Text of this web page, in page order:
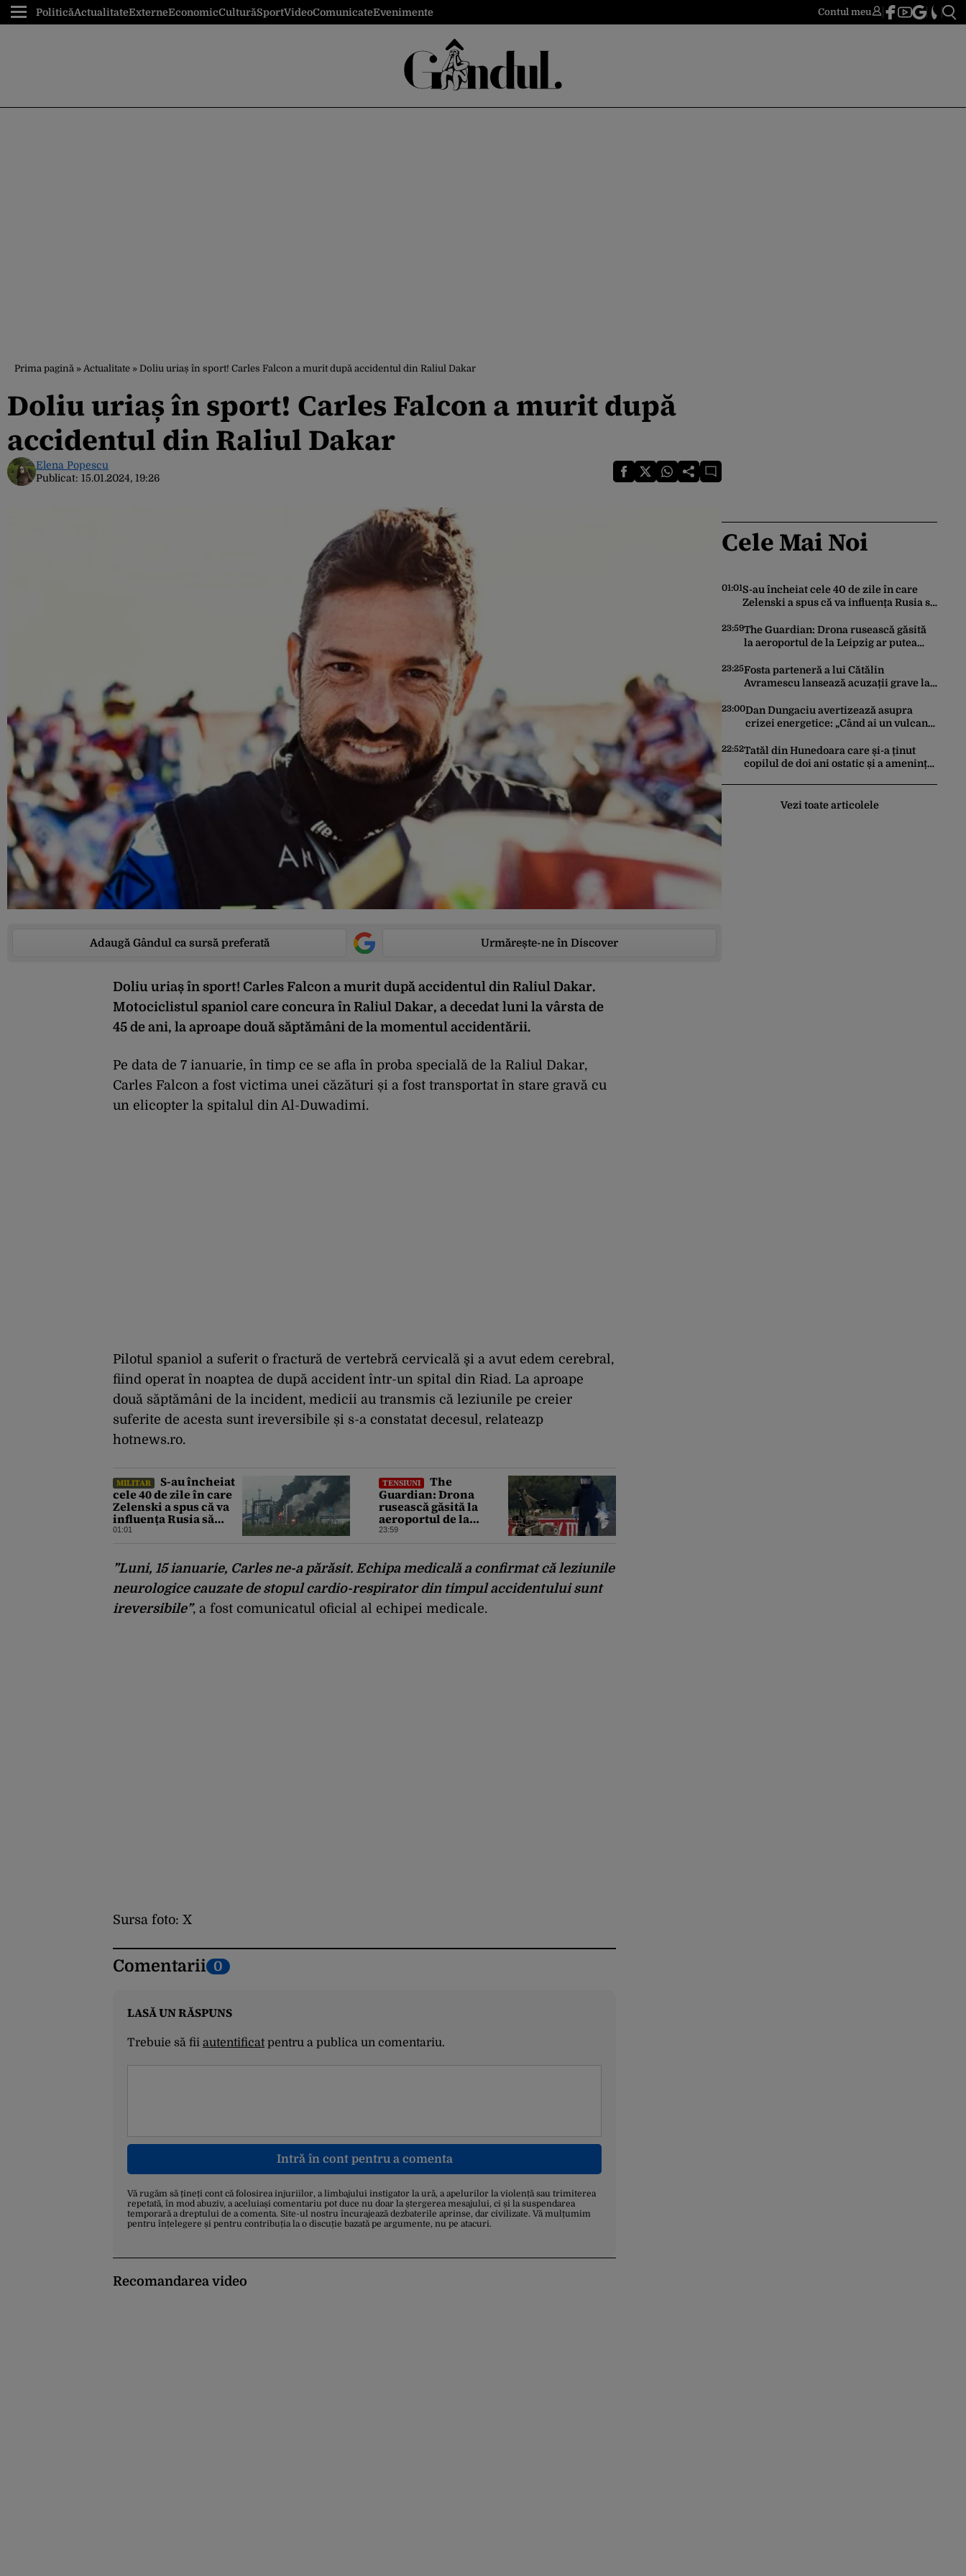
PoliticăActualitateExterneEconomicCulturăSportVideoComunicateEvenimente Contul meu
Prima pagină » Actualitate » Doliu uriaș în sport! Carles Falcon a murit după accidentul din Raliul Dakar
Doliu uriaș în sport! Carles Falcon a murit după
accidentul din Raliul Dakar
Elena Popescu
Publicat: 15.01.2024, 19:26
Adaugă Gândul ca sursă preferată Urmărește-ne în Discover
Doliu uriaș în sport! Carles Falcon a murit după accidentul din Raliul Dakar.
Motociclistul spaniol care concura în Raliul Dakar, a decedat luni la vârsta de
45 de ani, la aproape două săptămâni de la momentul accidentării.
Pe data de 7 ianuarie, în timp ce se afla în proba specială de la Raliul Dakar,
Carles Falcon a fost victima unei căzături și a fost transportat în stare gravă cu
un elicopter la spitalul din Al-Duwadimi.
Pilotul spaniol a suferit o fractură de vertebră cervicală şi a avut edem cerebral,
fiind operat în noaptea de după accident într-un spital din Riad. La aproape
două săptămâni de la incident, medicii au transmis că leziunile pe creier
suferite de acesta sunt ireversibile și s-a constatat decesul, relateazp
hotnews.ro.
MILITAR
S-au încheiat
cele 40 de zile în care
Zelenski a spus că va
influența Rusia să
ceară pace. Ce
01:01
TENSIUNI
The
Guardian: Drona
rusească găsită la
aeroportul de la
Leipzig ar putea
tensiunilor NATO-
Rusia
23:59
”Luni, 15 ianuarie, Carles ne-a părăsit. Echipa medicală a confirmat că leziunile
neurologice cauzate de stopul cardio-respirator din timpul accidentului sunt
ireversibile”, a fost comunicatul oficial al echipei medicale.
Sursa foto: X
Comentarii 0
LASĂ UN RĂSPUNS
Trebuie să fii autentificatpentru a publica un comentariu.
Intră în cont pentru a comenta
Vă rugăm să țineți cont că folosirea injuriilor, a limbajului instigator la ură, a apelurilor la violență sau trimiterea
repetată, în mod abuziv, a aceluiași comentariu pot duce nu doar la ștergerea mesajului, ci și la suspendarea
temporară a dreptului de a comenta. Site-ul nostru încurajează dezbaterile aprinse, dar civilizate. Vă mulțumim
pentru înțelegere și pentru contribuția la o discuție bazată pe argumente, nu pe atacuri.
Recomandarea video
Cele Mai Noi
01:01S-au încheiat cele 40 de zile în care
Zelenski a spus că va influența Rusia să
operațiunea Kievului
23:59The Guardian: Drona rusească găsită
la aeroportul de la Leipzig ar putea
tensiunilor NATO-Rusia
23:25Fosta parteneră a lui Cătălin
Avramescu lansează acuzații grave la
sesizat DIICOT: „Făcea baie complet
dezbrăcat cu copiii”. Fostul consilier
23:00Dan Dungaciu avertizează asupra
crizei energetice: „Când ai un vulcan
leucoplast”
22:52Tatăl din Hunedoara care și-a ținut
copilul de doi ani ostatic și a amenințat
Vezi toate articolele